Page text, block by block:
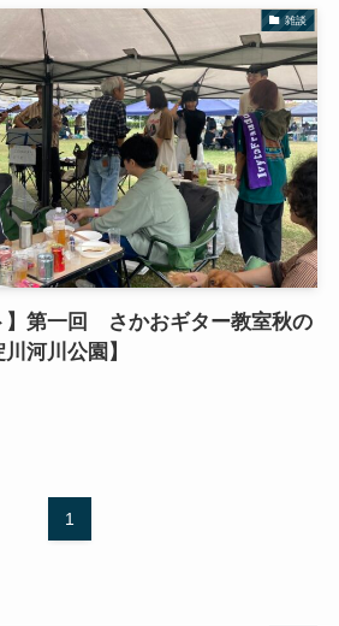
雑談
】第一回 さかおギター教室秋の
河川公園】
1